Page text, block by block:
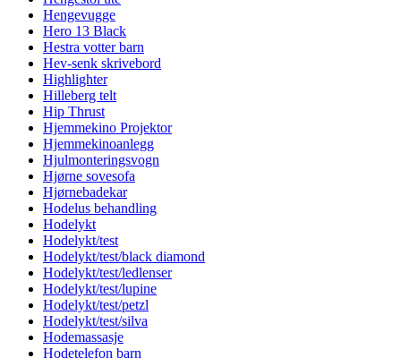
Hengevugge
Hero 13 Black
Hestra votter barn
Hev-senk skrivebord
Highlighter
Hilleberg telt
Hip Thrust
Hjemmekino Projektor
Hjemmekinoanlegg
Hjulmonteringsvogn
Hjørne sovesofa
Hjørnebadekar
Hodelus behandling
Hodelykt
Hodelykt/test
Hodelykt/test/black diamond
Hodelykt/test/ledlenser
Hodelykt/test/lupine
Hodelykt/test/petzl
Hodelykt/test/silva
Hodemassasje
Hodetelefon barn